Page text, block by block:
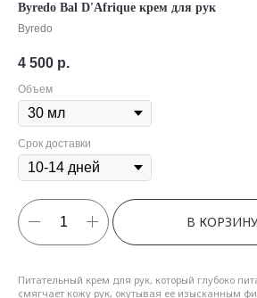
Byredo Bal D'Afrique крем для рук
Byredo
4 500 р.
Объем
Срок доставки
В
Питательный крем для рук, который глубоко
смягчает кожу рук, окутывая ее изысканным